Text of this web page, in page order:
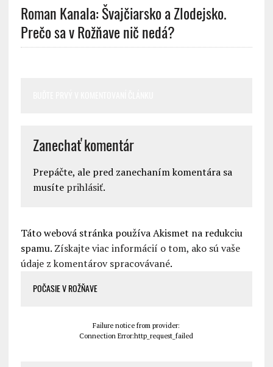
Roman Kanala: Švajčiarsko a Zlodejsko.
Prečo sa v Rožňave nič nedá?
Zanechať komentár
Prepáčte, ale pred zanechaním komentára sa
musíte prihlásiť.
Táto webová stránka používa Akismet na redukciu
spamu. Získajte viac informácií o tom, ako sú vaše
údaje z komentárov spracovávané.
POČASIE V ROŽŇAVE
Failure notice from provider:
Connection Error:http_request_failed